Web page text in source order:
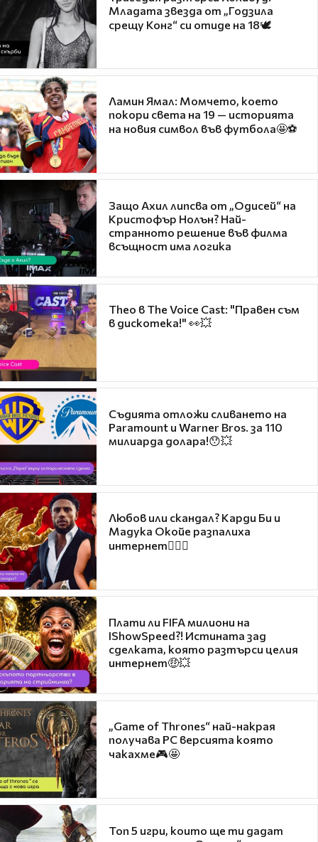
Младата звезда от „Годзила
срещу Конг“ си отиде на 18🕊️
Ламин Ямал: Момчето, което
покори света на 19 — историята
на новия символ във футбола🤩⚽
Защо Ахил липсва от „Одисей“ на
Кристофър Нолън? Най-
странното решение във филма
всъщност има логика
Theo в The Voice Cast: "Правен съм
в дискотека!" 👀💥
Съдията отложи сливането на
Paramount и Warner Bros. за 110
милиарда долара!😯💥
Любов или скандал? Карди Би и
Мадука Окойе разпалиха
интернет❤️‍🔥🔥
Плати ли FIFA милиони на
IShowSpeed?! Истината зад
сделката, която разтърси целия
интернет🤑💥
„Game of Thrones“ най-накрая
получава PC версията която
чакахме🎮🤩
Топ 5 игри, които ще ти дадат